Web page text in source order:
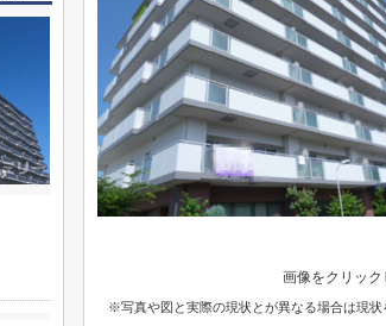
画像をクリッ
※写真や図と実際の現状とが異なる場合は現状